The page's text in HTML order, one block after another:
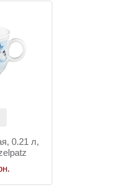
0.21 л,